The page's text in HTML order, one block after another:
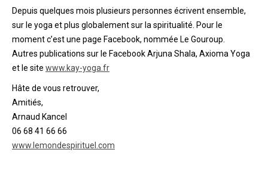
Depuis quelques mois plusieurs personnes écrivent ensemble,
sur le yoga et plus globalement sur la spiritualité. Pour le
moment c’est une page Facebook, nommée Le Gouroup.
Autres publications sur le Facebook Arjuna Shala, Axioma Yoga
et le site www.kay-yoga.fr
Hâte de vous retrouver,
Amitiés,
Arnaud Kancel
06 68 41 66 66
www.lemondespirituel.com